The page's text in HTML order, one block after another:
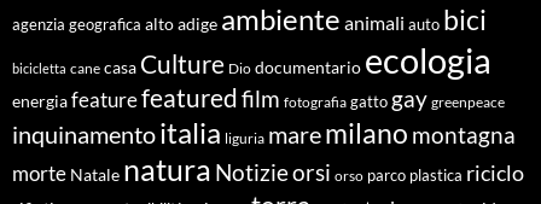
agenzia geografica alto adige ambiente animali auto bici
bicicletta cane casa Culture Dio documentario ecologia
energiafeaturefeaturedfilm fotografia gatto gay greenpeace
inquinamentoitalia liguria maremilano montagna
morte Natale natura Notizieorsi orso parco plastica riciclo